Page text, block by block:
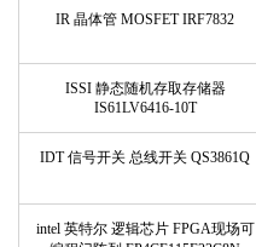
IR 晶体管 MOSFET IRF7832
ISSI 静态随机存取存储器
IS61LV6416-10T
IDT 信号开关 总线开关 QS3861Q
intel 英特尔 逻辑芯片 FPGA现场可